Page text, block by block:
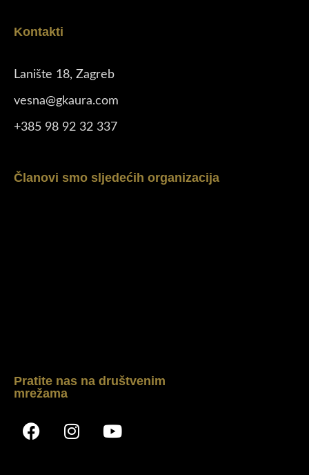
Kontakti
Lanište 18, Zagreb
vesna@gkaura.com
+385 98 92 32 337
Članovi smo sljedećih organizacija
Pratite nas na društvenim
mrežama